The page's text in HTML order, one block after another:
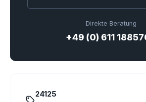
Direkte Beratung
+49 (0) 611
24125